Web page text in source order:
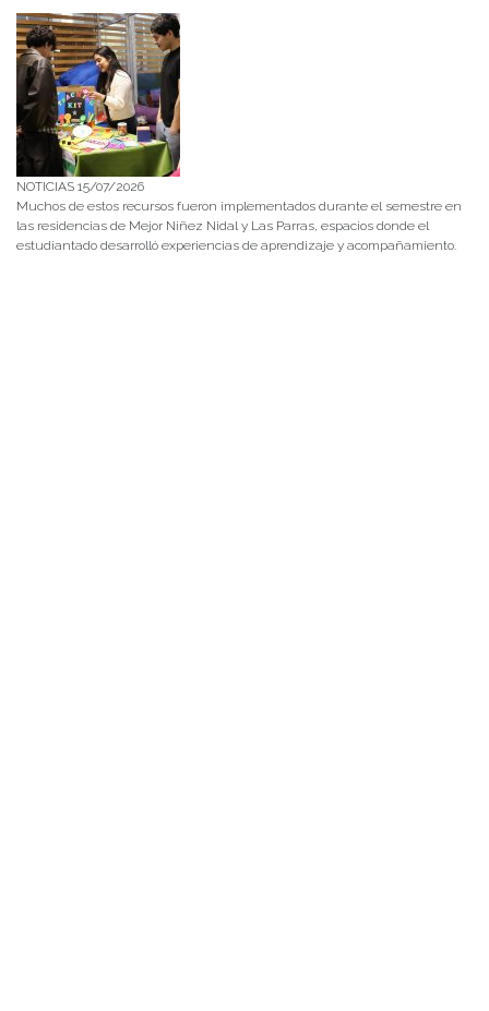
NOTICIAS 15/07/2026
Muchos de estos recursos fueron implementados durante el semestre en
las residencias de Mejor Niñez Nidal y Las Parras, espacios donde el
estudiantado desarrolló experiencias de aprendizaje y acompañamiento.